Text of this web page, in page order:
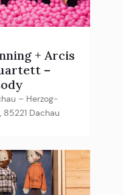
+ Arcis
–
– Herzog-
Dachau